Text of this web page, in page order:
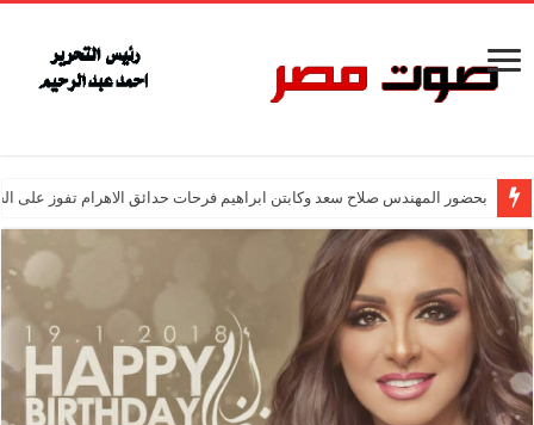
بحضور المهندس صلاح سعد وكابتن ابراهيم فرحات حدائق الاهرام تفوز على